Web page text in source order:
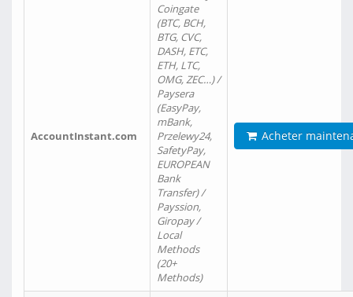
AccountInstant.com
Coingate
(BTC, BCH,
BTG, CVC,
DASH, ETC,
ETH, LTC,
OMG, ZEC…) /
Paysera
(EasyPay,
mBank,
Przelewy24,
SafetyPay,
EUROPEAN
Bank
Transfer) /
Payssion,
Giropay /
Local
Methods
(20+
Methods)
Acheter